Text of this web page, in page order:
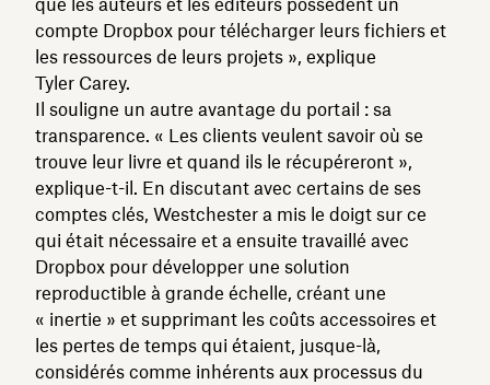
que les auteurs et les éditeurs possèdent un
compte Dropbox pour télécharger leurs fichiers et
les ressources de leurs projets », explique
Tyler Carey.
Il souligne un autre avantage du portail : sa
transparence. « Les clients veulent savoir où se
trouve leur livre et quand ils le récupéreront »,
explique-t-il. En discutant avec certains de ses
comptes clés, Westchester a mis le doigt sur ce
qui était nécessaire et a ensuite travaillé avec
Dropbox pour développer une solution
reproductible à grande échelle, créant une
« inertie » et supprimant les coûts accessoires et
les pertes de temps qui étaient, jusque-là,
considérés comme inhérents aux processus du